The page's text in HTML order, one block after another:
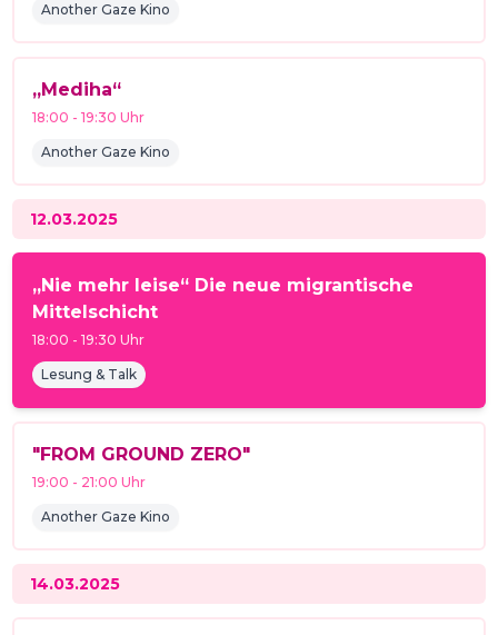
Another Gaze Kino
„Mediha“
18:00 -19:30 Uhr
Another Gaze Kino
12.03.2025
„Nie mehr leise“ Die neue migrantische
Mittelschicht
18:00 -19:30 Uhr
Lesung & Talk
"FROM GROUND ZERO"
19:00 - 21:00 Uhr
Another Gaze Kino
14.03.2025